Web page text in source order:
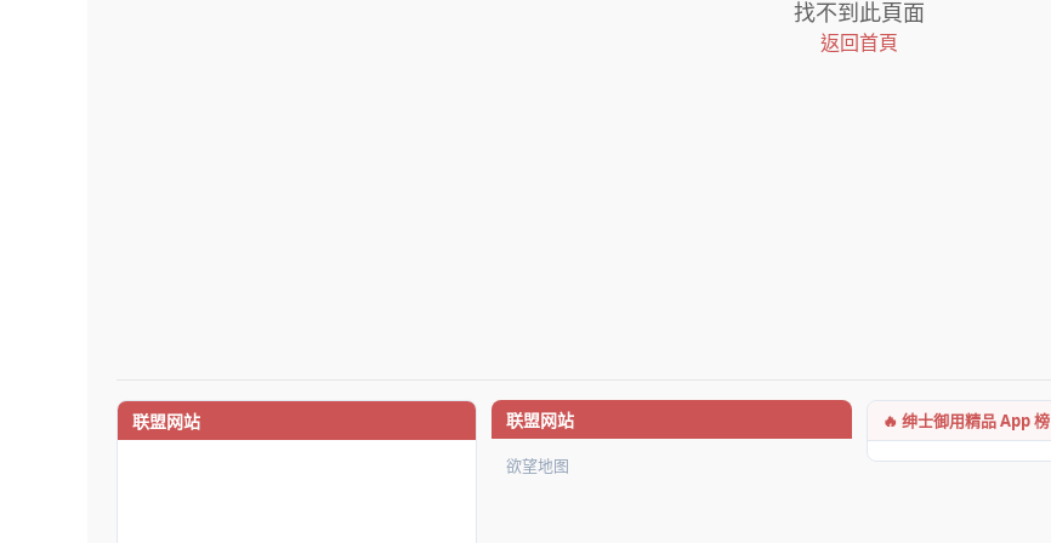
找不到此頁面
返回首頁
联盟网站 联盟网站
欲望地图
🔥 绅士御用精品 App 榜